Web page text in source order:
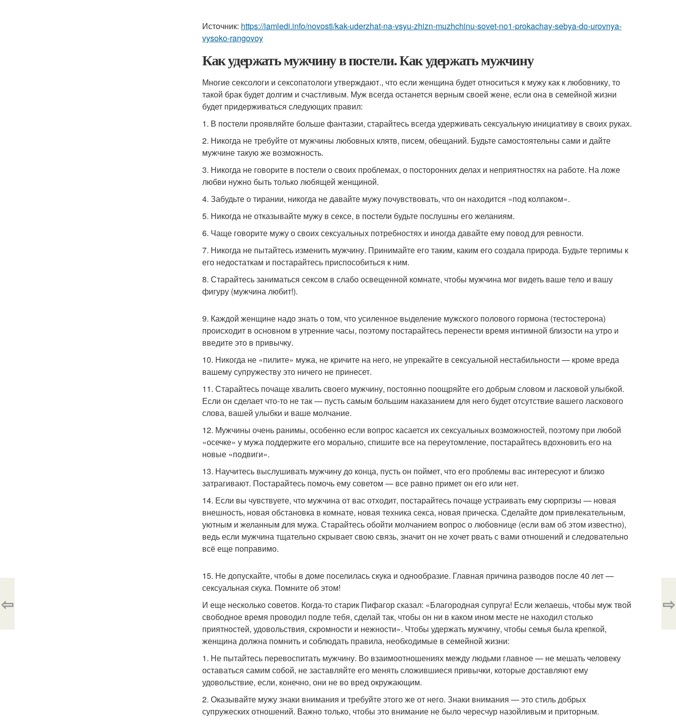
Источник: https://iamledi.info/novosti/kak-uderzhat-na-vsyu-zhizn-muzhchinu-sovet-no1-prokachay-sebya-do-urovnya-
vysoko-rangovoy
Как удержать мужчину в постели. Как удержать мужчину
Многие сексологи и сексопатологи утверждают., что если женщина будет относиться к мужу как к любовнику, то
такой брак будет долгим и счастливым. Муж всегда останется верным своей жене, если она в семейной жизни
будет придерживаться следующих правил:
1. В постели проявляйте больше фантазии, старайтесь всегда удерживать сексуальную инициативу в своих руках.
2. Никогда не требуйте от мужчины любовных клятв, писем, обещаний. Будьте самостоятельны сами и дайте
мужчине такую же возможность.
3. Никогда не говорите в постели о своих проблемах, о посторонних делах и неприятностях на работе. На ложе
любви нужно быть только любящей женщиной.
4. Забудьте о тирании, никогда не давайте мужу почувствовать, что он находится «под колпаком».
5. Никогда не отказывайте мужу в сексе, в постели будьте послушны его желаниям.
6. Чаще говорите мужу о своих сексуальных потребностях и иногда давайте ему повод для ревности.
7. Никогда не пытайтесь изменить мужчину. Принимайте его таким, каким его создала природа. Будьте терпимы к
его недостаткам и постарайтесь приспособиться к ним.
8. Старайтесь заниматься сексом в слабо освещенной комнате, чтобы мужчина мог видеть ваше тело и вашу
фигуру (мужчина любит!).
9. Каждой женщине надо знать о том, что усиленное выделение мужского полового гормона (тестостерона)
происходит в основном в утренние часы, поэтому постарайтесь перенести время интимной близости на утро и
введите это в привычку.
10. Никогда не «пилите» мужа, не кричите на него, не упрекайте в сексуальной нестабильности — кроме вреда
вашему супружеству это ничего не принесет.
11. Старайтесь почаще хвалить своего мужчину, постоянно поощряйте его добрым словом и ласковой улыбкой.
Если он сделает что-то не так — пусть самым большим наказанием для него будет отсутствие вашего ласкового
слова, вашей улыбки и ваше молчание.
12. Мужчины очень ранимы, особенно если вопрос касается их сексуальных возможностей, поэтому при любой
«осечке» у мужа поддержите его морально, спишите все на переутомление, постарайтесь вдохновить его на
новые «подвиги».
13. Научитесь выслушивать мужчину до конца, пусть он поймет, что его проблемы вас интересуют и близко
затрагивают. Постарайтесь помочь ему советом — все равно примет он его или нет.
14. Если вы чувствуете, что мужчина от вас отходит, постарайтесь почаще устраивать ему сюрпризы — новая
внешность, новая обстановка в комнате, новая техника секса, новая прическа. Сделайте дом привлекательным,
уютным и желанным для мужа. Старайтесь обойти молчанием вопрос о любовнице (если вам об этом известно),
ведь если мужчина тщательно скрывает свою связь, значит он не хочет рвать с вами отношений и следовательно
всё еще поправимо.
15. Не допускайте, чтобы в доме поселилась скука и однообразие. Главная причина разводов после 40 лет —
сексуальная скука. Помните об этом!
И еще несколько советов. Когда-то старик Пифагор сказал: «Благородная супруга! Если желаешь, чтобы муж твой
свободное время проводил подле тебя, сделай так, чтобы он ни в каком ином месте не находил столько
приятностей, удовольствия, скромности и нежности». Чтобы удержать мужчину, чтобы семья была крепкой,
женщина должна помнить и соблюдать правила, необходимые в семейной жизни:
1. Не пытайтесь перевоспитать мужчину. Во взаимоотношениях между людьми главное — не мешать человеку
оставаться самим собой, не заставляйте его менять сложившиеся привычки, которые доставляют ему
удовольствие, если, конечно, они не во вред окружающим.
2. Оказывайте мужу знаки внимания и требуйте этого же от него. Знаки внимания — это стиль добрых
супружеских отношений. Важно только, чтобы это внимание не было чересчур назойливым и приторным.
⇦ ⇨